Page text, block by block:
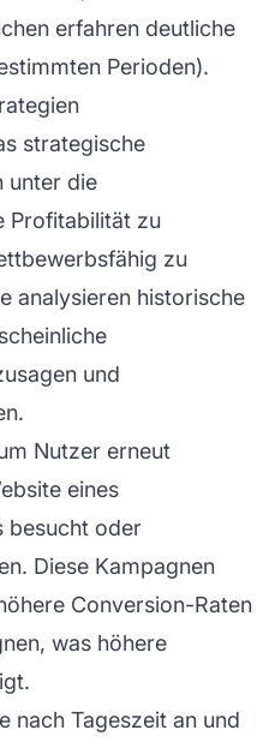
erfahren deutliche
Perioden).
strategische
unter die
Profitabilität zu
zu
analysieren historische
und
Nutzer erneut
eines
besucht oder
Diese Kampagnen
Conversion-Raten
was höhere
nach Tageszeit an und